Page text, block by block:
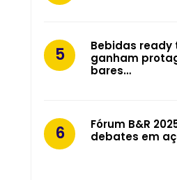
Bebidas ready
ganham
bares…
Fórum B&R
debates em